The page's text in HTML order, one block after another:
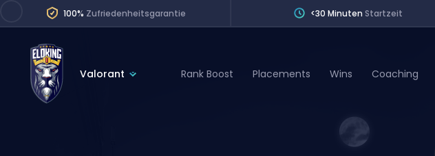
100% Zufriedenheitsgarantie <30 Minuten Startzeit
Valorant Rank Boost Placements Wins Coaching